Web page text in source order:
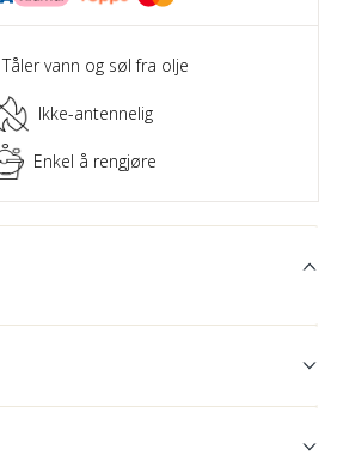
Tåler vann og søl fra olje
Ikke-antennelig
Enkel å rengjøre